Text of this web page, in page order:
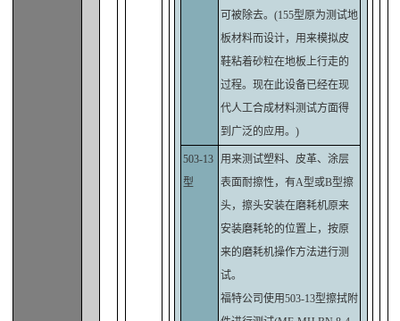
可被除去。(155型原为测试地
板材料而设计，用来模拟皮
鞋粘着砂粒在地板上行走的
过程。现在此设备已经在现
代人工合成材料测试方面得
到广泛的应用。)
503-13
型
用来测试塑料、皮革、涂层
表面耐擦性，有A型或B型擦
头，擦头安装在磨耗机原来
安装磨耗轮的位置上，按原
来的磨耗机操作方法进行测
试。
福特公司使用503-13型擦拭附